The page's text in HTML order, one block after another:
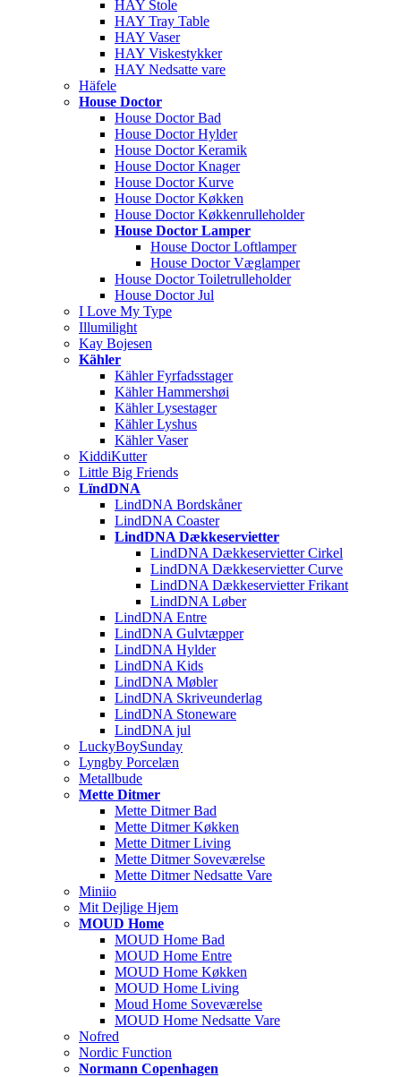
HAY Stole
HAY Tray Table
HAY Vaser
HAY Viskestykker
HAY Nedsatte vare
Häfele
House Doctor
House Doctor Bad
House Doctor Hylder
House Doctor Keramik
House Doctor Knager
House Doctor Kurve
House Doctor Køkken
House Doctor Køkkenrulleholder
House Doctor Lamper
House Doctor Loftlamper
House Doctor Væglamper
House Doctor Toiletrulleholder
House Doctor Jul
I Love My Type
Illumilight
Kay Bojesen
Kähler
Kähler Fyrfadsstager
Kähler Hammershøi
Kähler Lysestager
Kähler Lyshus
Kähler Vaser
KiddiKutter
Little Big Friends
LïndDNA
LindDNA Bordskåner
LindDNA Coaster
LindDNA Dækkeservietter
LindDNA Dækkeservietter Cirkel
LindDNA Dækkeservietter Curve
LindDNA Dækkeservietter Frikant
LindDNA Løber
LindDNA Entre
LindDNA Gulvtæpper
LindDNA Hylder
LindDNA Kids
LindDNA Møbler
LindDNA Skriveunderlag
LindDNA Stoneware
LindDNA jul
LuckyBoySunday
Lyngby Porcelæn
Metallbude
Mette Ditmer
Mette Ditmer Bad
Mette Ditmer Køkken
Mette Ditmer Living
Mette Ditmer Soveværelse
Mette Ditmer Nedsatte Vare
Miniio
Mit Dejlige Hjem
MOUD Home
MOUD Home Bad
MOUD Home Entre
MOUD Home Køkken
MOUD Home Living
Moud Home Soveværelse
MOUD Home Nedsatte Vare
Nofred
Nordic Function
Normann Copenhagen